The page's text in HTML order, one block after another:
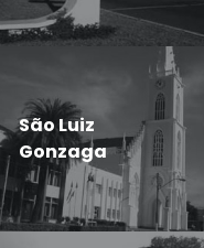
São Luiz
Gonzaga